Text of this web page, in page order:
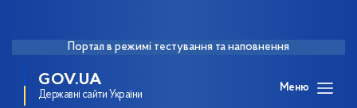
Портал в режимі тестування та наповнення
GOV.UA
Державні сайти України
Меню